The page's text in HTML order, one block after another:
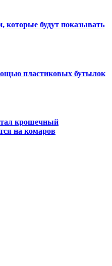
будут показывать
пластиковых бутылок
крошечный
на комаров